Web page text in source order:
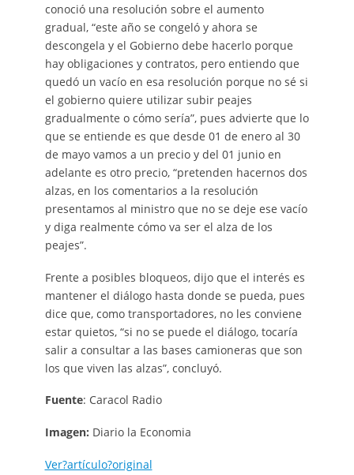
conoció una resolución sobre el aumento
gradual, “este año se congeló y ahora se
descongela y el Gobierno debe hacerlo porque
hay obligaciones y contratos, pero entiendo que
quedó un vacío en esa resolución porque no sé si
el gobierno quiere utilizar subir peajes
gradualmente o cómo sería”, pues advierte que lo
que se entiende es que desde 01 de enero al 30
de mayo vamos a un precio y del 01 junio en
adelante es otro precio, “pretenden hacernos dos
alzas, en los comentarios a la resolución
presentamos al ministro que no se deje ese vacío
y diga realmente cómo va ser el alza de los
peajes”.
Frente a posibles bloqueos, dijo que el interés es
mantener el diálogo hasta donde se pueda, pues
dice que, como transportadores, no les conviene
estar quietos, “si no se puede el diálogo, tocaría
salir a consultar a las bases camioneras que son
los que viven las alzas”, concluyó.
Fuente: Caracol Radio
Imagen: Diario la Economia
Ver?artículo?original